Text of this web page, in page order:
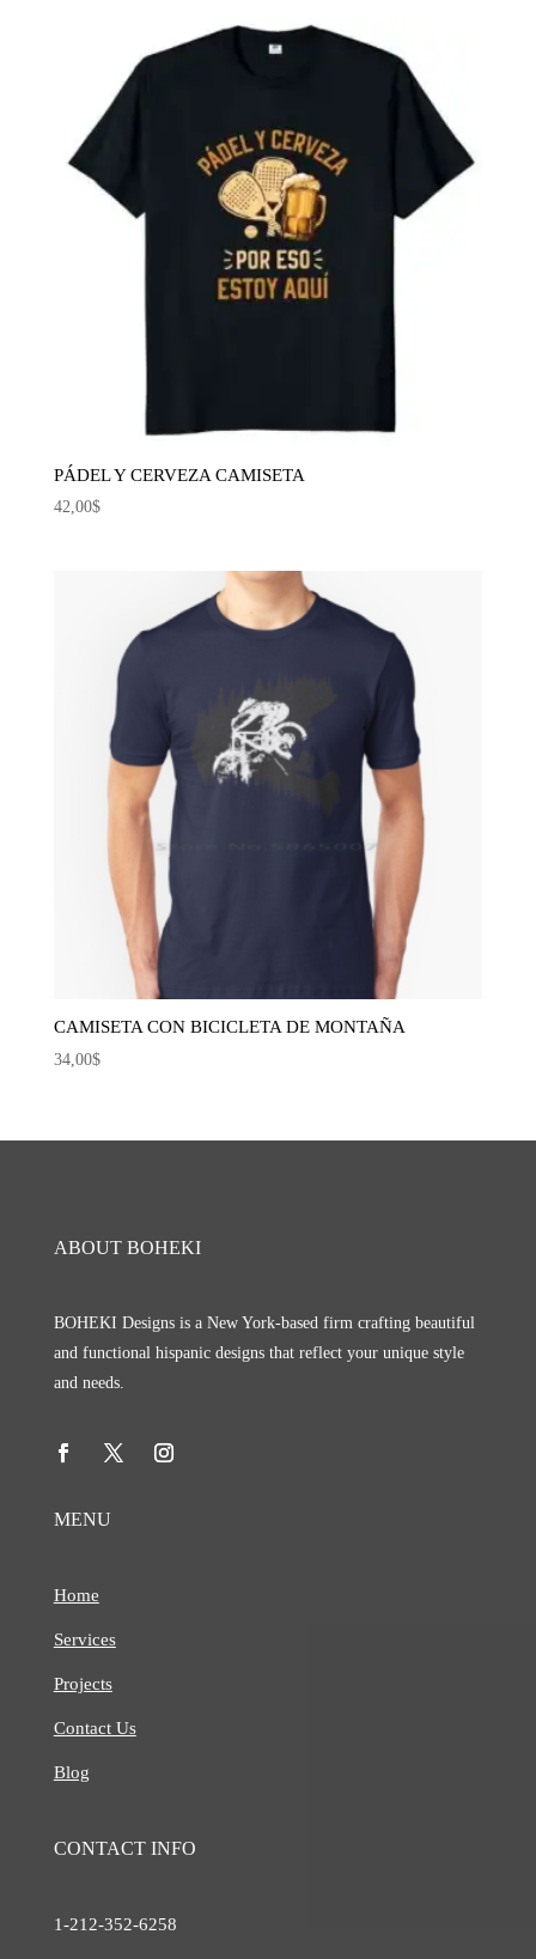
PÁDEL Y CERVEZA CAMISETA
42,00$
CAMISETA CON BICICLETA DE MONTAÑA
34,00$
ABOUT BOHEKI
BOHEKI Designs is a New York-based firm crafting beautiful
and functional hispanic designs that reflect your unique style
and needs.
MENU
Home
Services
Projects
Contact Us
Blog
CONTACT INFO
1-212-352-6258